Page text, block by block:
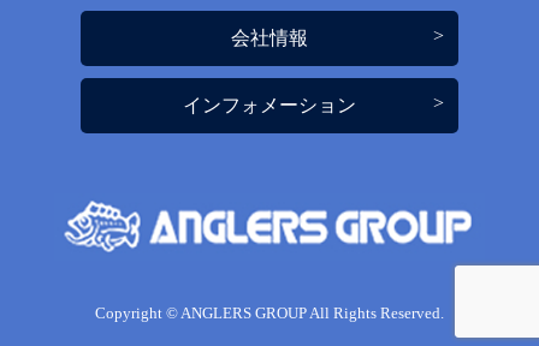
会社情報
インフォメーション
Copyright © ANGLERS GROUP All Rights Reserved.